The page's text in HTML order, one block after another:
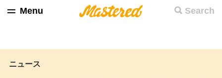
Search
Menu
ニュース